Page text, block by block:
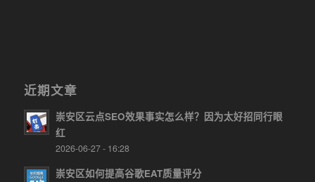
近期文章
崇安区云点SEO效果事实怎么样？因为太好招同行眼
红
2026-06-27 - 16:28
崇安区如何提高谷歌EAT质量评分